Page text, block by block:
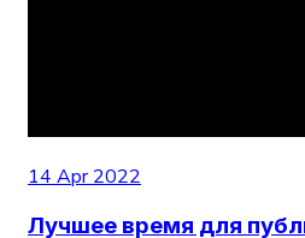
14 Apr 2022
Лучшее время для